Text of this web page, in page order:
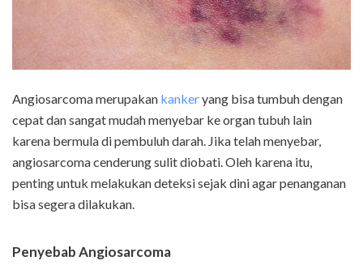
Angiosarcoma merupakan kankeryang bisa tumbuh dengan
cepat dan sangat mudah menyebar ke organ tubuh lain
karena bermula di pembuluh darah. Jika telah menyebar,
angiosarcoma cenderung sulit diobati. Oleh karena itu,
penting untuk melakukan deteksi sejak dini agar penanganan
bisa segera dilakukan.
Penyebab Angiosarcoma